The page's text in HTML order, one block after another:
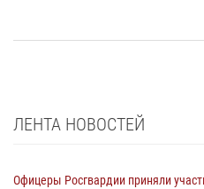
ЛЕНТА НОВОСТЕЙ
Офицеры Росгвардии приняли